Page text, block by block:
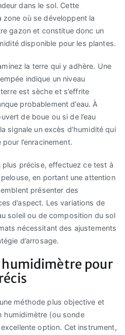
dans le sol. Cette
où se développent la
gazon et constitue donc un
disponible pour les plantes.
la terre qui y adhère. Une
indique un niveau
est sèche et s’effrite
probablement d’eau. À
de boue ou si de l’eau
signale un excès d’humidité qui
l’enracinement.
plus précise, effectuez ce test à
en portant une attention
présenter des
d’aspect. Les variations de
soleil ou de composition du sol
nécessitant des ajustements
d’arrosage.
humidimètre pour
méthode plus objective et
humidimètre (ou sonde
option. Cet instrument,